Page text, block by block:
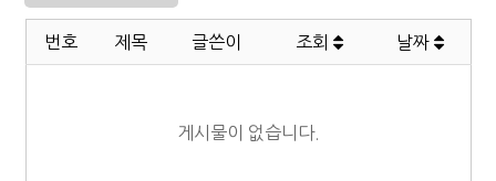
번호 제목 글쓴이 조회 날짜
게시물이 없습니다.